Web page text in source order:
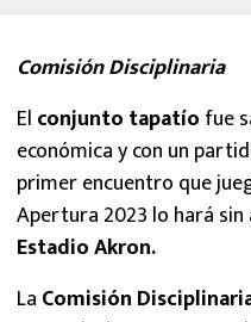
Comisión Disciplinaria
El conjunto tapatío fue
económica y con un
primer encuentro que
Apertura 2023 lo hará
Estadio Akron.
La Comisión